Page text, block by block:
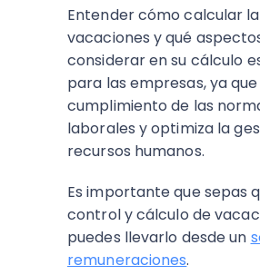
Entender cómo calcular
vacaciones y qué
considerar en su cálculo
para las empresas, ya
cumplimiento de las
laborales y optimiza la
recursos humanos.
Es importante que sepas
control y cálculo de
puedes llevarlo desde un
remuneraciones.